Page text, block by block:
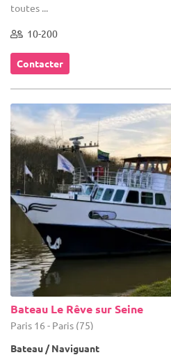
toutes ...
10-200
Contacter
Bateau Le Rêve sur Seine
Paris 16 - Paris (75)
Bateau / Naviguant